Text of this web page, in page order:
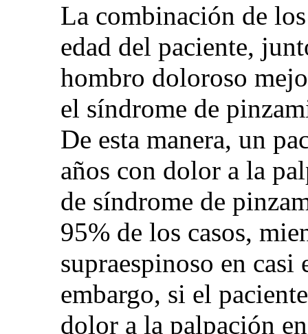
La combinación de
edad del paciente,
hombro doloroso
el síndrome de
De esta manera, un
años con dolor a la
de síndrome de
95% de los casos,
supraespinoso en
embargo, si el
dolor a la palpación